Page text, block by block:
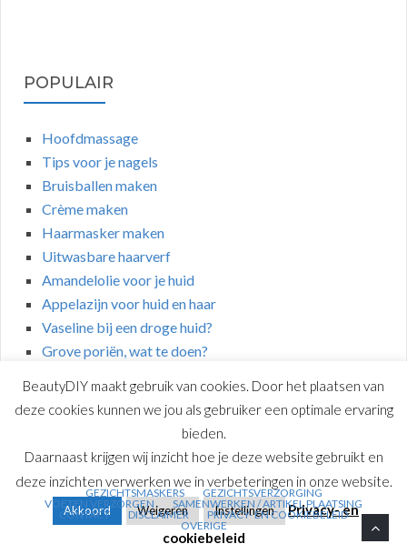
POPULAIR
Hoofdmassage
Tips voor je nagels
Bruisballen maken
Crème maken
Haarmasker maken
Uitwasbare haarverf
Amandelolie voor je huid
Appelazijn voor huid en haar
Vaseline bij een droge huid?
Grove poriën, wat te doen?
COPYRIGHT © 2026 | BEAUTYDIY.NL
GEZICHTSMASKERS
GEZICHTSVERZORGING
VOETEN VERZORGEN
SAMENWERKEN / ARTIKEL PLAATSING
CONTACT
DISCLAIMER
PRIVACY- EN COOKIEBELEID
OVERIGE
BeautyDIY maakt gebruik van cookies. Door het plaatsen van
deze cookies kunnen we jou als gebruiker een optimale ervaring
bieden.
Daarnaast krijgen wij inzicht hoe je deze website gebruikt en
deze inzichten verwerken we in verbeteringen in onze website.
Akkoord Weigeren Instellingen
Privacy- en
cookiebeleid